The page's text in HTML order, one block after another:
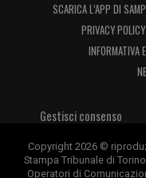
SCARICA L’APP DI
PRIVACY
INFORMATIVA
Gestisci consenso
Copyright 2026 ©
Stampa Tribunale di
Operatori di